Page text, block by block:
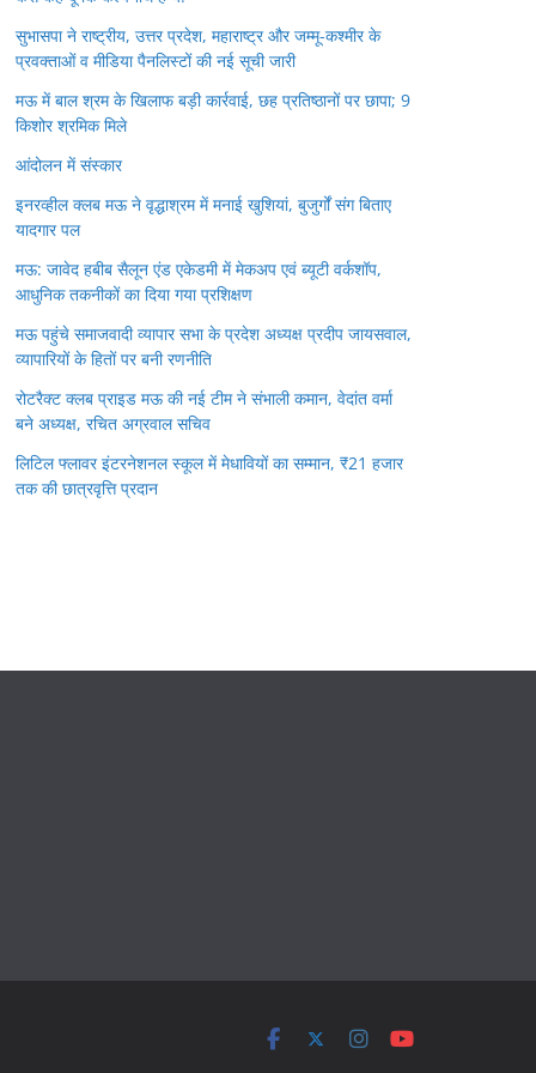
सुभासपा ने राष्ट्रीय, उत्तर प्रदेश, महाराष्ट्र और जम्मू-कश्मीर के
प्रवक्ताओं व मीडिया पैनलिस्टों की नई सूची जारी
मऊ में बाल श्रम के खिलाफ बड़ी कार्रवाई, छह प्रतिष्ठानों पर छापा; 9
किशोर श्रमिक मिले
आंदोलन में संस्कार
इनरव्हील क्लब मऊ ने वृद्धाश्रम में मनाई खुशियां, बुजुर्गों संग बिताए
यादगार पल
मऊ: जावेद हबीब सैलून एंड एकेडमी में मेकअप एवं ब्यूटी वर्कशॉप,
आधुनिक तकनीकों का दिया गया प्रशिक्षण
मऊ पहुंचे समाजवादी व्यापार सभा के प्रदेश अध्यक्ष प्रदीप जायसवाल,
व्यापारियों के हितों पर बनी रणनीति
रोटरैक्ट क्लब प्राइड मऊ की नई टीम ने संभाली कमान, वेदांत वर्मा
बने अध्यक्ष, रचित अग्रवाल सचिव
लिटिल फ्लावर इंटरनेशनल स्कूल में मेधावियों का सम्मान, ₹21 हजार
तक की छात्रवृत्ति प्रदान